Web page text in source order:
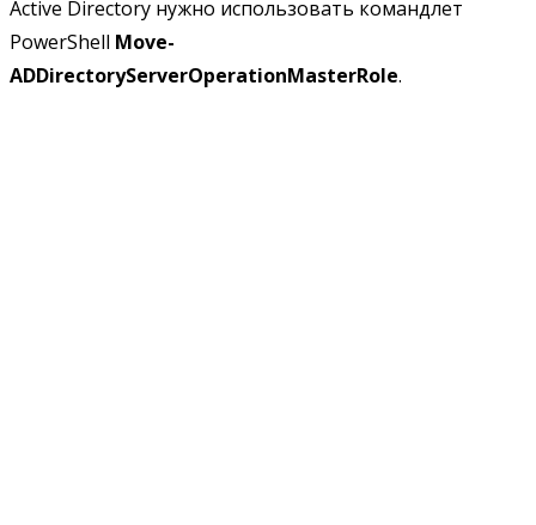
Active Directory нужно использовать командлет
PowerShell Move-
ADDirectoryServerOperationMasterRole.